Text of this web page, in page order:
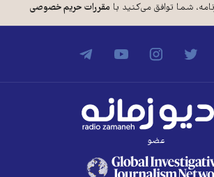
شما توافق می‌کنید بامقررات حریم خصوصی
عضو